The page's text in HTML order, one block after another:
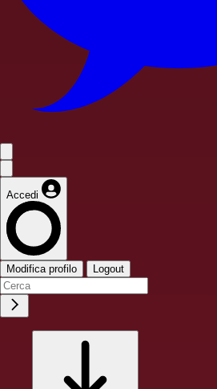
Accedi
Modifica profilo Logout